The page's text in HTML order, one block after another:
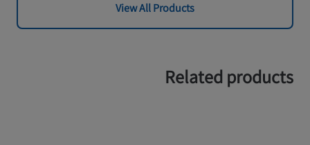
View All Products
Related products